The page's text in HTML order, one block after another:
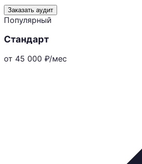
Заказать аудит
Популярный
Стандарт
от 45 000 ₽/мес